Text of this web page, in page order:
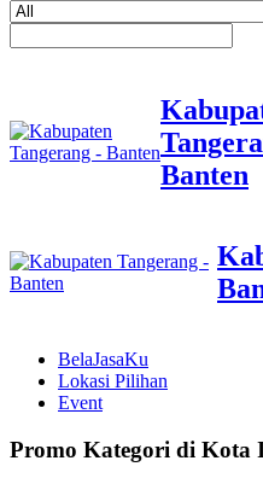
Banten
BelaJasaKu
Lokasi Pilihan
Event
Promo Kategori di Kota